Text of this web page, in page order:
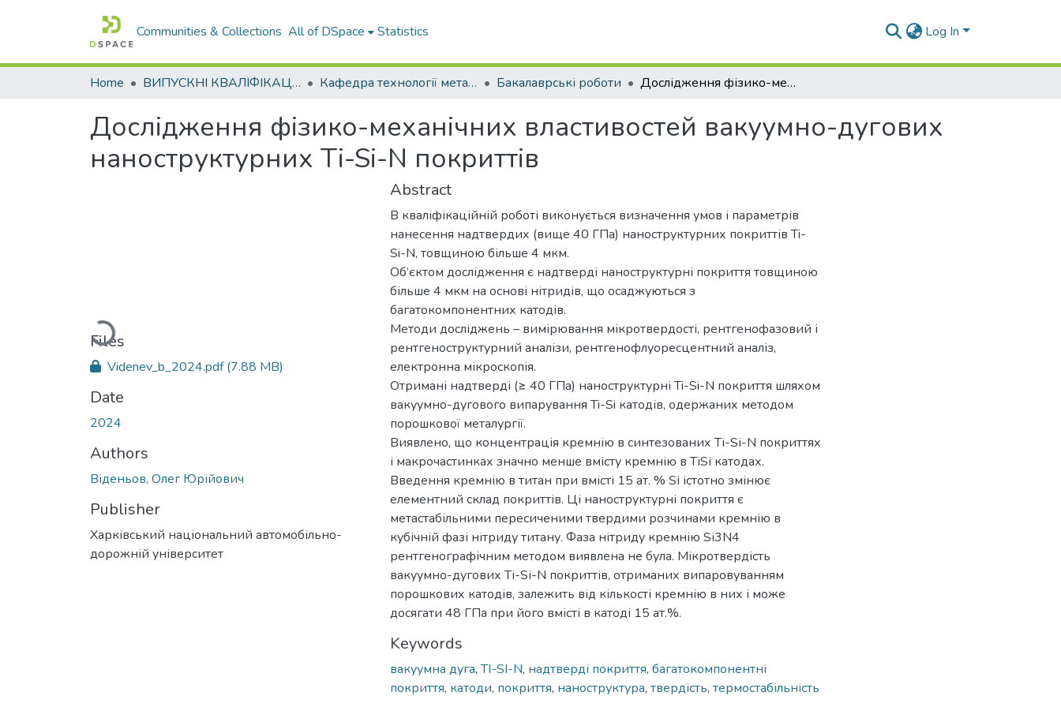
Communities & Collections All of DSpace Statistics Log In
Home ВИПУСКНІ КВАЛІФІКАЦІЙНІ РОБОТИ Кафедра технології металів та матеріалознавства Бакалаврські роботи Дослідження фізико-механічних властивостей вакуумно-дугових наноструктурних Ti-Si-N покриттів
Дослідження фізико-механічних властивостей вакуумно-дугових
наноструктурних Ti-Si-N покриттів
Loading...
Files
Videnev_b_2024.pdf(7.88 MB)
Date
2024
Authors
Віденьов, Олег Юрійович
Publisher
Харківський національний автомобільно-
дорожній університет
Abstract
В кваліфікаційній роботі виконується визначення умов і параметрів
нанесення надтвердих (вище 40 ГПа) наноструктурних покриттів Ti-
Si-N, товщиною більше 4 мкм.
Об’єктом дослідження є надтверді наноструктурні покриття товщиною
більше 4 мкм на основі нітридів, що осаджуються з
багатокомпонентних катодів.
Методи досліджень – вимірювання мікротвердості, рентгенофазовий і
рентгеноструктурний аналізи, рентгенофлуоресцентний аналіз,
електронна мікроскопія.
Отримані надтверді (≥ 40 ГПа) наноструктурні Ti-Si-N покриття шляхом
вакуумно-дугового випарування Ti-Si катодів, одержаних методом
порошкової металургії.
Виявлено, що концентрація кремнію в синтезованих Tі-Sі-N покриттях
і макрочастинках значно менше вмісту кремнію в TіSі катодах.
Введення кремнію в титан при вмісті 15 ат. % Sі істотно змінює
елементний склад покриттів. Ці наноструктурні покриття є
метастабільними пересиченими твердими розчинами кремнію в
кубічній фазі нітриду титану. Фаза нітриду кремнію Sі3N4
рентгенографічним методом виявлена не була. Мікротвердість
вакуумно-дугових Tі-Sі-N покриттів, отриманих випаровуванням
порошкових катодів, залежить від кількості кремнію в них і може
досягати 48 ГПа при його вмісті в катоді 15 ат.%.
Keywords
вакуумна дуга,TI-SI-N, надтверді покриття, багатокомпонентні
покриття, катоди, покриття, наноструктура, твердість, термостабільність